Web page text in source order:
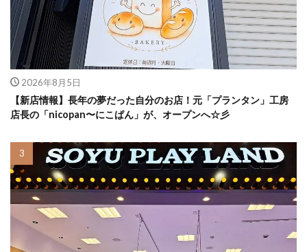
2026年8月5日
【新店情報】長年の夢だった自分のお店！元「プランタン」工房
店長の「nicopan〜にこぱん」が、オープンへ☆彡